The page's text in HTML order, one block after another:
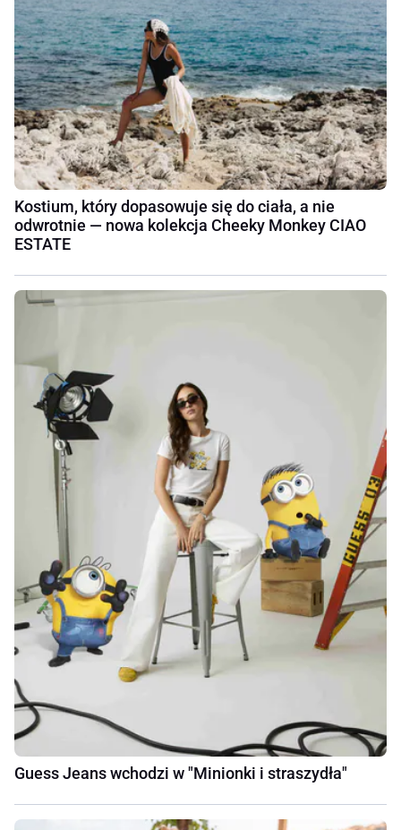
Kostium, który dopasowuje się do ciała, a nie
odwrotnie — nowa kolekcja Cheeky Monkey CIAO
ESTATE
Guess Jeans wchodzi w "Minionki i straszydła"